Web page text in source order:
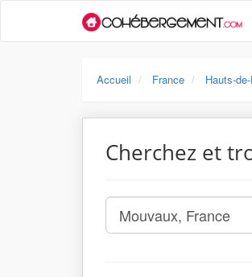
Accueil France Hauts-
Cherchez et